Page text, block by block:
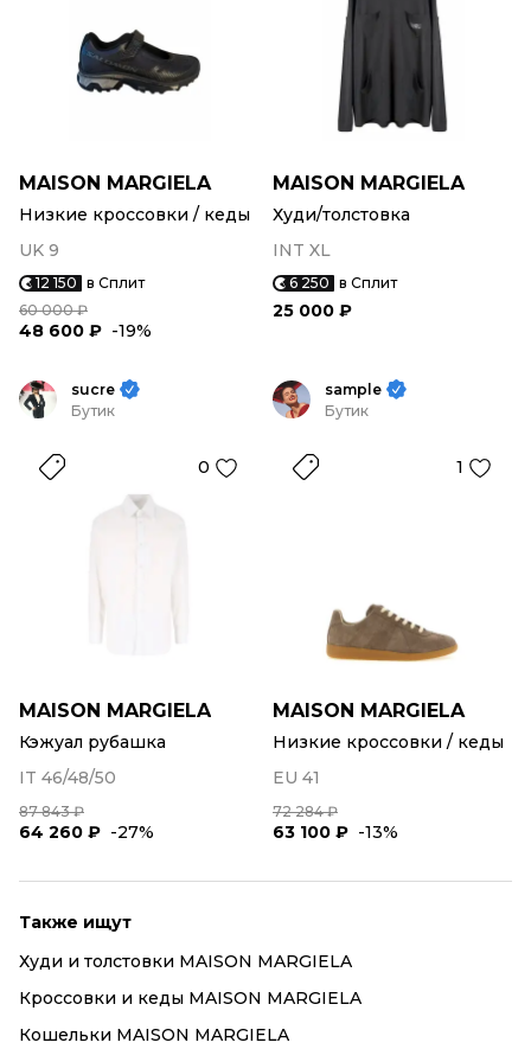
MAISON MARGIELA
Низкие кроссовки / кеды
UK 9
12 150 в Сплит
60 000 ₽
48 600 ₽ -19%
MAISON MARGIELA
Худи/толстовка
INT XL
6 250 в Сплит
25 000 ₽
sucre
Бутик
0
MAISON MARGIELA
Кэжуал рубашка
IT 46/48/50
87 843 ₽
64 260 ₽ -27%
sample
Бутик
1
MAISON MARGIELA
Низкие кроссовки / кеды
EU 41
72 284 ₽
63 100 ₽ -13%
Также ищут
Худи и толстовки MAISON MARGIELA
Кроссовки и кеды MAISON MARGIELA
Кошельки MAISON MARGIELA